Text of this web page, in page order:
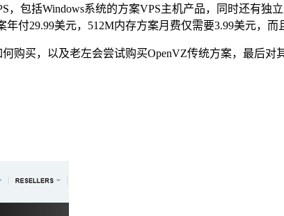
，包括Windows系统的方案VPS主机产品，同时还有
付29.99美元，512M内存方案月费仅需要3.99美元，而
购买，以及老左会尝试购买OpenVZ传统方案，最后对